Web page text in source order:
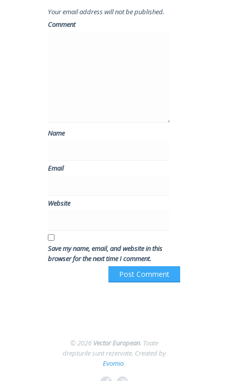
Your email address will not be published.
Comment
Name
Email
Website
Save my name, email, and website in this
browser for the next time I comment.
© 2026 Vector European. Toate
drepturile sunt rezervate. Created by
Evomio.